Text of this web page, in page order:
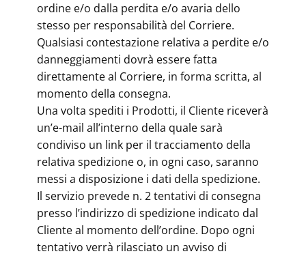
ordine e/o dalla perdita e/o avaria dello
stesso per responsabilità del Corriere.
Qualsiasi contestazione relativa a perdite e/o
danneggiamenti dovrà essere fatta
direttamente al Corriere, in forma scritta, al
momento della consegna.
Una volta spediti i Prodotti, il Cliente riceverà
un’e-mail all’interno della quale sarà
condiviso un link per il tracciamento della
relativa spedizione o, in ogni caso, saranno
messi a disposizione i dati della spedizione.
Il servizio prevede n. 2 tentativi di consegna
presso l’indirizzo di spedizione indicato dal
Cliente al momento dell’ordine. Dopo ogni
tentativo verrà rilasciato un avviso di